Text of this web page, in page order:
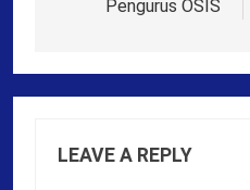
navigation
Pengurus OSIS
LEAVE A REPLY